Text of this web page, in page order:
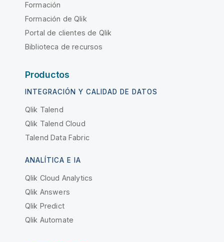
Formación
Formación de Qlik
Portal de clientes de Qlik
Biblioteca de recursos
Productos
INTEGRACIÓN Y CALIDAD DE DATOS
Qlik Talend
Qlik Talend Cloud
Talend Data Fabric
ANALÍTICA E IA
Qlik Cloud Analytics
Qlik Answers
Qlik Predict
Qlik Automate